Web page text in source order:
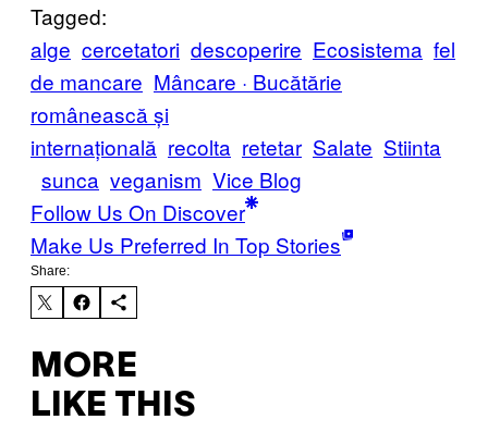
Tagged:
alge cercetatori descoperire Ecosistema fel
de mancare Mâncare · Bucătărie
românească și
internațională recolta retetar Salate Stiinta
sunca veganism Vice Blog
Follow Us On Discover
Make Us Preferred In Top Stories
Share:
MORE
LIKE THIS